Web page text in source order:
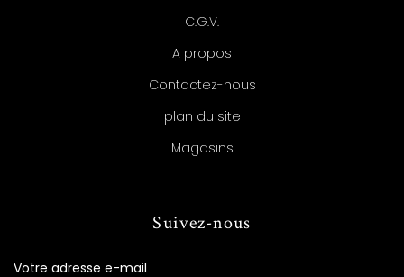
C.G.V.
A propos
Contactez-nous
plan du site
Magasins
Suivez-nous
Votre adresse e-mail